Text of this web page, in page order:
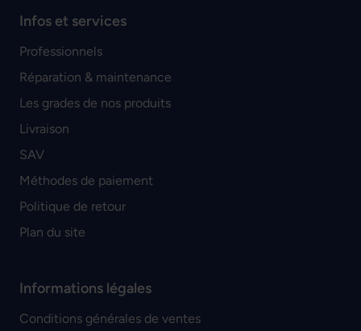
Infos et services
Professionnels
Réparation & maintenance
Les grades de nos produits
Livraison
SAV
Méthodes de paiement
Politique de retour
Plan du site
Informations légales
Conditions générales de ventes